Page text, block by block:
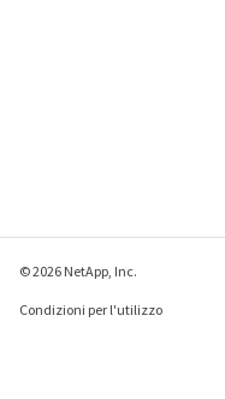
© 2026 NetApp, Inc.
Condizioni per l'utilizzo